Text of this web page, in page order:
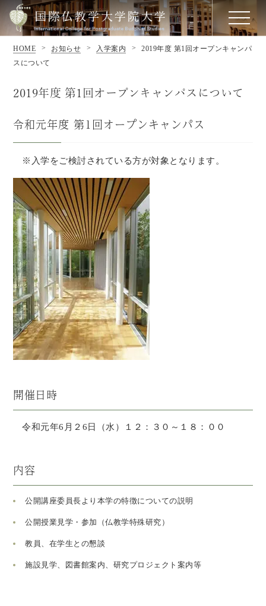
HOME お知らせ 入学案内
2019年度 第1回オープンキャンパ
スについて
2019年度 第1回オープンキャンパスについて
令和元年度 第1回オープンキャンパス
※入学をご検討されている方が対象となります。
開催日時
令和元年6月２6日（水）１２：３０～１８：００
内容
公開講座委員長より本学の特徴についての説明
公開授業見学・参加（仏教学特殊研究）
教員、在学生との懇談
施設見学、図書館案内、研究プロジェクト案内等